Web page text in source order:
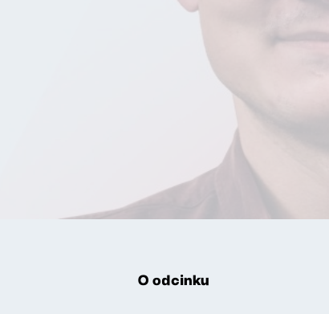
O odcinku